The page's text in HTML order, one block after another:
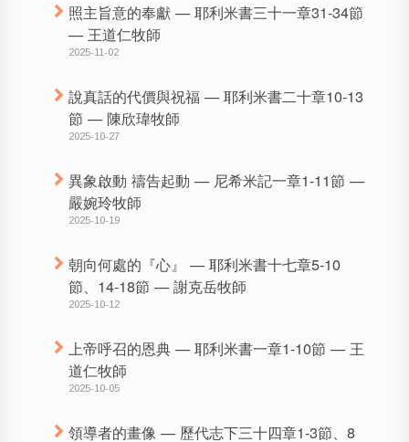
照主旨意的奉獻 — 耶利米書三十一章31-34節
— 王道仁牧師
2025-11-02
說真話的代價與祝福 — 耶利米書二十章10-13
節 — 陳欣瑋牧師
2025-10-27
異象啟動 禱告起動 — 尼希米記一章1-11節 —
嚴婉玲牧師
2025-10-19
朝向何處的『心』 — 耶利米書十七章5-10
節、14-18節 — 謝克岳牧師
2025-10-12
上帝呼召的恩典 — 耶利米書一章1-10節 — 王
道仁牧師
2025-10-05
領導者的畫像 — 歷代志下三十四章1-3節、8